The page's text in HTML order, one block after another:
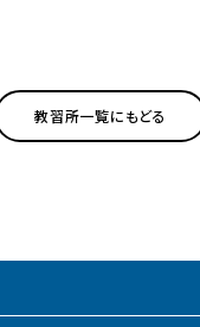
教習所一覧にもどる